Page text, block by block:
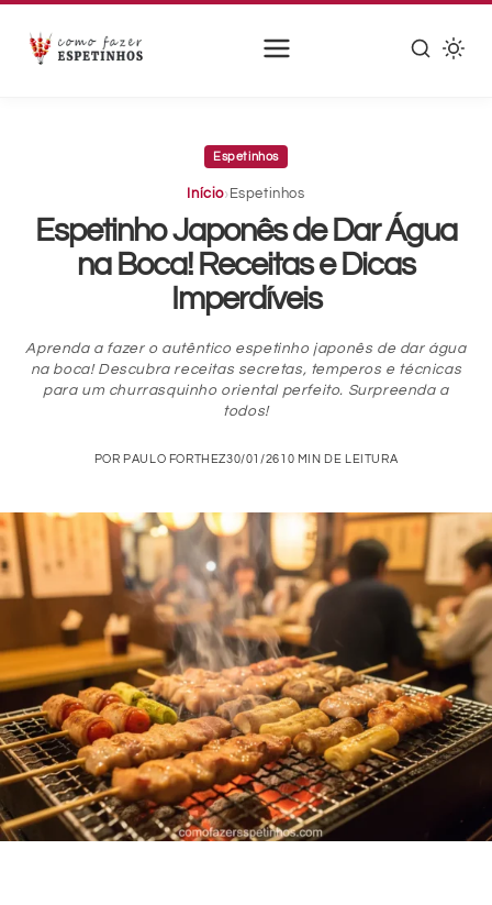
principal
Espetinhos
Início› Espetinhos
Espetinho Japonês de Dar Água
na Boca! Receitas e Dicas
Imperdíveis
Aprenda a fazer o autêntico espetinho japonês de dar água
na boca! Descubra receitas secretas, temperos e técnicas
para um churrasquinho oriental perfeito. Surpreenda a
todos!
POR PAULO FORTHEZ30/01/2610 MIN DE LEITURA